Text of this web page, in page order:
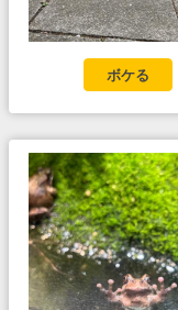
ボケる